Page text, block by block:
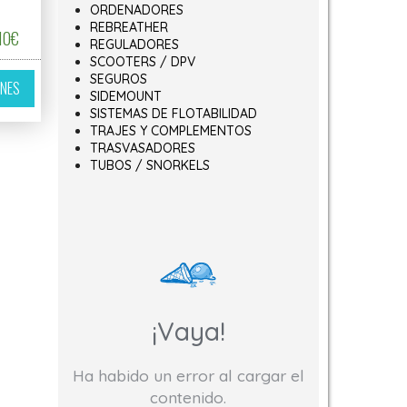
en la página de producto
hasta 1.499,10€
Las opciones se pueden elegir en la página de producto
€ Rango de precios: desde 1.472,50€ hasta 1.651,10€
Este producto tiene múltiples variantes. Las opciones se pueden
hasta 1.860,10€
ORDENADORES
REBREATHER
REGULADORES
SCOOTERS / DPV
SEGUROS
SIDEMOUNT
SISTEMAS DE FLOTABILIDAD
TRAJES Y COMPLEMENTOS
TRASVASADORES
TUBOS / SNORKELS
¡Vaya!
Ha habido un error al cargar el
contenido.